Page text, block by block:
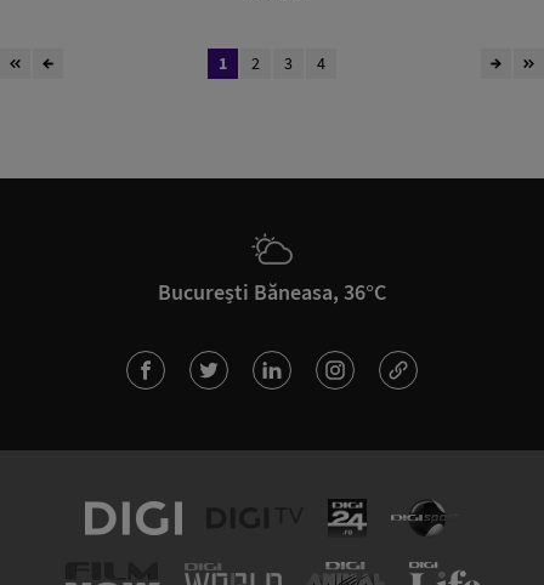
1 2 3 4
București Băneasa, 36°C